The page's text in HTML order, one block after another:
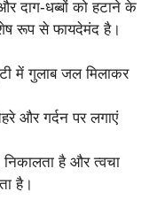
दाग-धब्बों को हटाने के
रूप से फायदेमंद है।
में गुलाब जल मिलाकर
और गर्दन पर लगाएं
है और त्वचा
है।